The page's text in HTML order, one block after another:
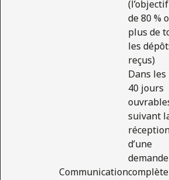
de 80 %
plus de
les
reçus)
Communication
Dans les
40 jours
suivant
d’une
demande